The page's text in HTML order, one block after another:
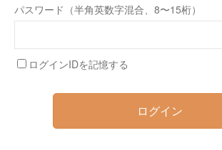
パスワード（半角英数字混合、8〜15桁）
ログインIDを記憶する
ログイン